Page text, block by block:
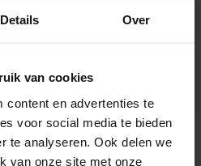
Details Over
van cookies
content en advertenties te
voor social media te bieden
te analyseren. Ook delen we
van onze site met onze